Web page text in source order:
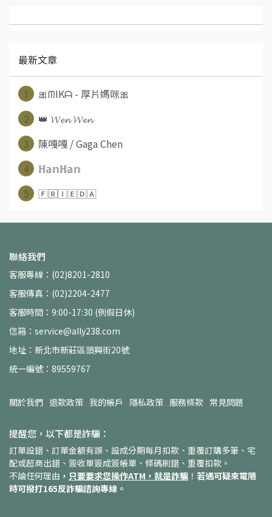
最新文章
1
🎀ᗰIKᗩ - 厚片媽咪🎀
2
👑 𝓦𝓮𝓷 𝓦𝓮𝓷
3
陳嘎嘎 / Gaga Chen
4
ℍ𝕒𝕟ℍ𝕒𝕟
5
🄵🅁🄸🄴🄳🄰
聯絡我們
客服專線：(02)8201-2810
客服傳真：(02)2204-2477
客服時間：9:00-17:30 (例假日休)
信箱：service@ally238.com
地址：新北市新莊區頭興街20號
統一編號：89559767
關於我們 退款政策 我的帳戶 隱私政策 服務條款 常見問題
提醒您，以下都是詐騙：
訂單設錯、訂單金額有誤、設成分期每月扣款、重覆訂購多筆、宅
配或超商出錯、簽收單簽成簽帳單、條碼刷錯、重覆扣款。
不論任何理由 ， 只要要求您操作ATM，就是詐騙 ！ 若遇可疑來電隨
時可撥打165反詐騙諮詢專線。